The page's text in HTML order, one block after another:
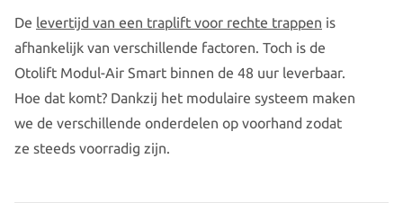
De levertijd van een traplift voor rechte trappen is
afhankelijk van verschillende factoren. Toch is de
Otolift Modul-Air Smart binnen de 48 uur leverbaar.
Hoe dat komt? Dankzij het modulaire systeem maken
we de verschillende onderdelen op voorhand zodat
ze steeds voorradig zijn.